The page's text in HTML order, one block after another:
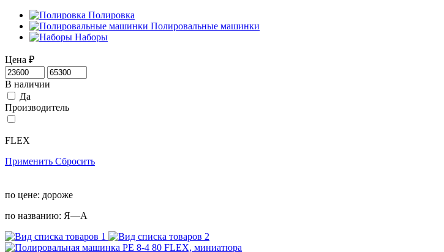
Полировка
Полировальные машинки
Наборы
Цена ₽
В наличии
Да
Производитель
FLEX
Применить Сбросить
по цене: дороже
по названию: Я—А